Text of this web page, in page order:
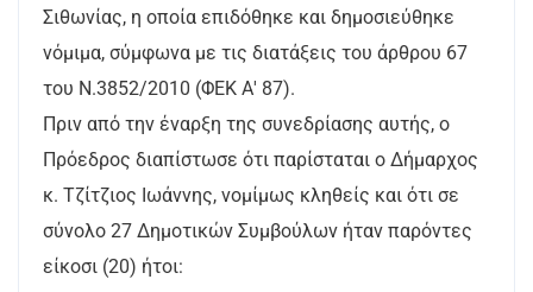
Σιθωνίας, η οποία επιδόθηκε και δημοσιεύθηκε
νόμιμα, σύμφωνα με τις διατάξεις του άρθρου 67
του Ν.3852/2010 (ΦΕΚ Α' 87).
Πριν από την έναρξη της συνεδρίασης αυτής, ο
Πρόεδρος διαπίστωσε ότι παρίσταται ο Δήμαρχος
κ. Τζίτζιος Ιωάννης, νομίμως κληθείς και ότι σε
σύνολο 27 Δημοτικών Συμβούλων ήταν παρόντες
είκοσι (20) ήτοι: